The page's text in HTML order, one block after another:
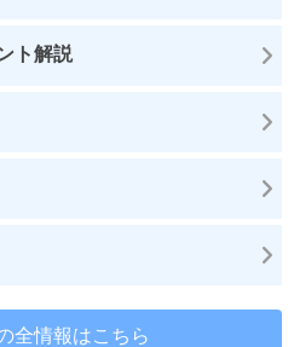
ト解説
全情報はこちら